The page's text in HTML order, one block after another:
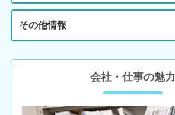
その他情報
会社・仕事の魅力